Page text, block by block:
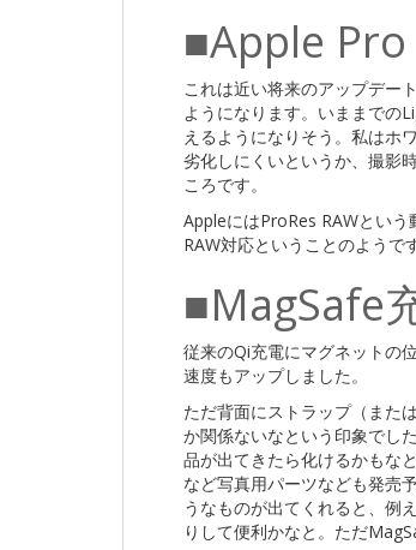
■Apple Pro
これは近い将来のアップデー
ようになります。いままでの
えるようになりそう。私はホ
劣化しにくいというか、撮影
ころです。
AppleにはProRes RAWとい
RAW対応ということのようで
■MagSafe
従来のQi充電にマグネットの
速度もアップしました。
ただ背面にストラップ（また
か関係ないなという印象でし
品が出てきたら化けるかもな
など写真用パーツなども発売
うなものが出てくれると、例
りして便利かなと。ただ